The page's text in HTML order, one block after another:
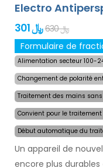
Electro
301 ﷼
630 ﷼
Alimentation secteur 100-
Changement de polarité
Traitement des mains
Convient pour le
Début automatique du
Un appareil de
encore plus durables